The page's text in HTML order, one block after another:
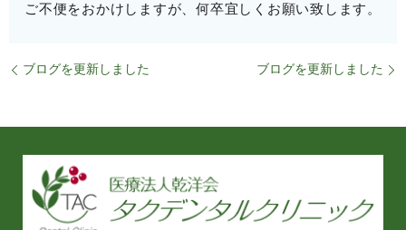
ご不便をおかけしますが、何卒宜しくお願い致します。
ブログを更新しました ブログを更新しました